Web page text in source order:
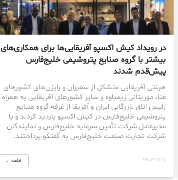
در رویداد کیش اکسپو آفریقایی‌ها برای همکاری‌های
بیشتر با گروه صنایع پتروشیمی خلیج‌فارس
پیش‌قدم شدند
هیئتی آفریقایی متشکل از سفیران و رایزن‌های کشورهای
غنا، موریتانی زیمباوه و سایر کشورهای آفریقایی به همراه
رئیس اتاق بازرگانی ایران و آفریقا از غرفه گروه صنایع
پتروشیمی خلیج‌فارس در کیش اکسپو بازدید کردند و با
مدیرعامل شرکت تأمین سرمایه خلیج‌فارس و نمایندگان
شرکت تجارت صنعت خلیج‌فارس به گفتگو پرداختند.
1403/11/7 ادامه ...